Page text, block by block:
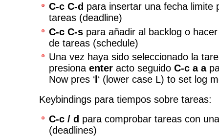
C-c C-d para insertar una fecha limite
tareas (deadline)
C-c C-s para añadir al backlog o
de tareas (schedule)
Una vez haya sido seleccionado la
presiona enter acto seguido C-c a a
Now pres ‘ ‘ (lower case L) to set log
Keybindings para tiempos sobre tareas:
C-c / d para comprobar tareas con
(deadlines)